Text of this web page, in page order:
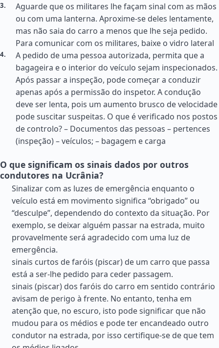
Aguarde que os militares lhe façam sinal com as mãos
ou com uma lanterna. Aproxime-se deles lentamente,
mas não saia do carro a menos que lhe seja pedido.
Para comunicar com os militares, baixe o vidro lateral
A pedido de uma pessoa autorizada, permita que a
bagageira e o interior do veículo sejam inspecionados.
Após passar a inspeção, pode começar a conduzir
apenas após a permissão do inspetor. A condução
deve ser lenta, pois um aumento brusco de velocidade
pode suscitar suspeitas. O que é verificado nos postos
de controlo? – Documentos das pessoas – pertences
(inspeção) – veículos; – bagagem e carga
O que significam os sinais dados por outros
condutores na Ucrânia?
Sinalizar com as luzes de emergência enquanto o
veículo está em movimento significa “obrigado” ou
“desculpe”, dependendo do contexto da situação. Por
exemplo, se deixar alguém passar na estrada, muito
provavelmente será agradecido com uma luz de
emergência.
sinais curtos de faróis (piscar) de um carro que passa
está a ser-lhe pedido para ceder passagem.
sinais (piscar) dos faróis do carro em sentido contrário
avisam de perigo à frente. No entanto, tenha em
atenção que, no escuro, isto pode significar que não
mudou para os médios e pode ter encandeado outro
condutor na estrada, por isso certifique-se de que tem